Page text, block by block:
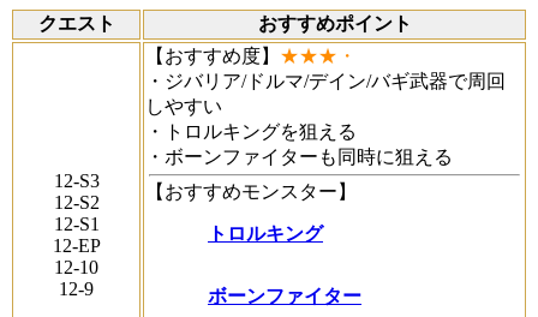
クエスト おすすめポイント
12-S3
12-S2
12-S1
12-EP
12-10
12-9
【おすすめ度】 ★★★・
・ジバリア/ドルマ/デイン/バギ武器で周回
しやすい
・トロルキングを狙える
・ボーンファイターも同時に狙える
【おすすめモンスター】
トロルキング
ボーンファイター